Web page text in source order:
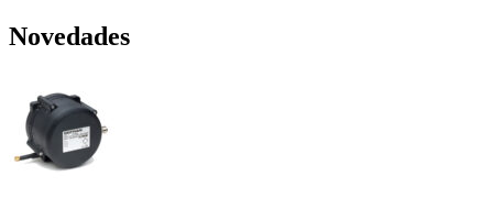
Novedades